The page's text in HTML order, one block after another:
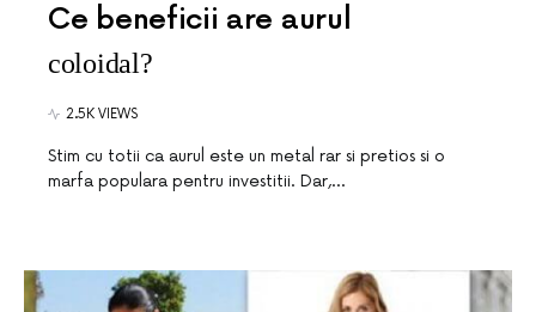
Ce beneficii are aurul
coloidal?
2.5K VIEWS
Stim cu totii ca aurul este un metal rar si pretios si o
marfa populara pentru investitii. Dar,…